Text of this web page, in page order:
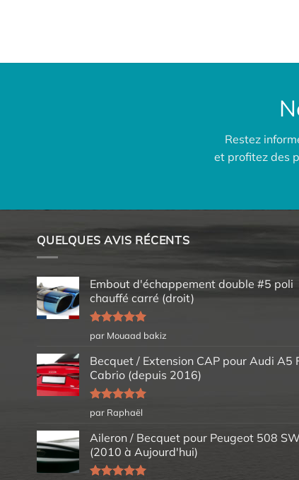
Restez
et profitez des
QUELQUES AVIS RÉCENTS
Embout d'échappement double #5 poli
chauffé carré (droit)
Note5sur
5
par Mouaad bakiz
Becquet / Extension CAP pour Audi A5
Cabrio (depuis 2016)
Note5sur
5
par Raphaël
Aileron / Becquet pour Peugeot 508 SW
(2010 à Aujourd'hui)